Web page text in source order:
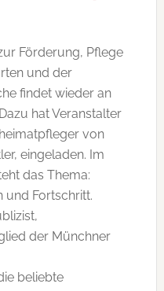
Förderung, Pflege
und der
findet wieder an
hat Veranstalter
von
eingeladen. Im
das Thema:
und Fortschritt.
der Münchner
beliebte